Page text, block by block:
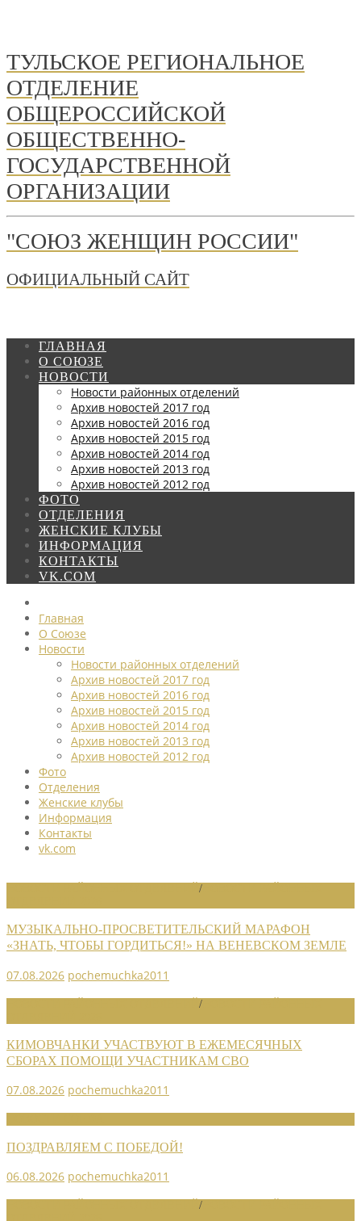
ТУЛЬСКОЕ РЕГИОНАЛЬНОЕ
ОТДЕЛЕНИЕ
ОБЩЕРОССИЙСКОЙ
ОБЩЕСТВЕННО-
ГОСУДАРСТВЕННОЙ
ОРГАНИЗАЦИИ
"СОЮЗ ЖЕНЩИН РОССИИ"
ОФИЦИАЛЬНЫЙ САЙТ
ГЛАВНАЯ
О СОЮЗЕ
НОВОСТИ
Новости районных отделений
Архив новостей 2017 год
Архив новостей 2016 год
Архив новостей 2015 год
Архив новостей 2014 год
Архив новостей 2013 год
Архив новостей 2012 год
ФОТО
ОТДЕЛЕНИЯ
ЖЕНСКИЕ КЛУБЫ
ИНФОРМАЦИЯ
КОНТАКТЫ
VK.COM
Главная
О Союзе
Новости
Новости районных отделений
Архив новостей 2017 год
Архив новостей 2016 год
Архив новостей 2015 год
Архив новостей 2014 год
Архив новостей 2013 год
Архив новостей 2012 год
Фото
Отделения
Женские клубы
Информация
Контакты
vk.com
/
МУЗЫКАЛЬНО-ПРОСВЕТИТЕЛЬСКИЙ МАРАФОН
«ЗНАТЬ, ЧТОБЫ ГОРДИТЬСЯ!» НА ВЕНЕВСКОМ ЗЕМЛЕ
07.08.2026 pochemuchka2011
/
КИМОВЧАНКИ УЧАСТВУЮТ В ЕЖЕМЕСЯЧНЫХ
СБОРАХ ПОМОЩИ УЧАСТНИКАМ СВО
07.08.2026 pochemuchka2011
ПОЗДРАВЛЯЕМ С ПОБЕДОЙ!
06.08.2026 pochemuchka2011
/